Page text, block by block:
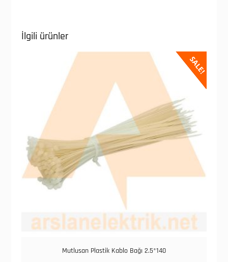
İlgili ürünler
SALE!
Mutlusan Plastik Kablo Bağı 2.5*140